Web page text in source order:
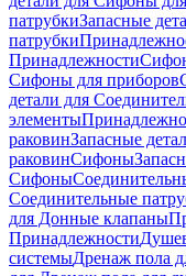
патрубкиЗапасные
патрубки
Принадлежности
Сифоны для приборов
детали для
элементы
раковинЗапасные
раковинСифоны
Сифоны
Соединительные
для Донные клапаны
Принадлежности
системыДренаж пола